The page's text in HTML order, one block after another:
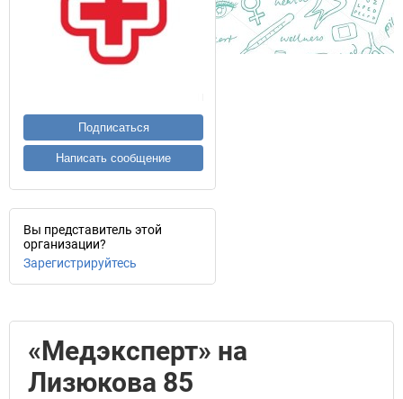
Подписаться
Написать сообщение
Вы представитель этой
организации?
Зарегистрируйтесь
«Медэксперт» на
Лизюкова 85